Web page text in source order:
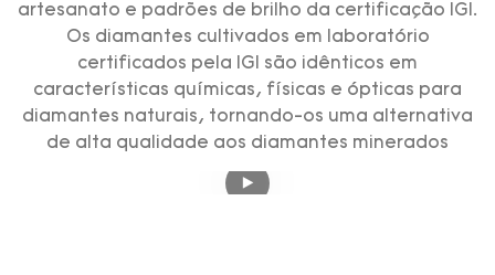
artesanato e padrões de brilho da certificação IGI.
Os diamantes cultivados em laboratório
certificados pela IGI são idênticos em
características químicas, físicas e ópticas para
diamantes naturais, tornando-os uma alternativa
de alta qualidade aos diamantes minerados